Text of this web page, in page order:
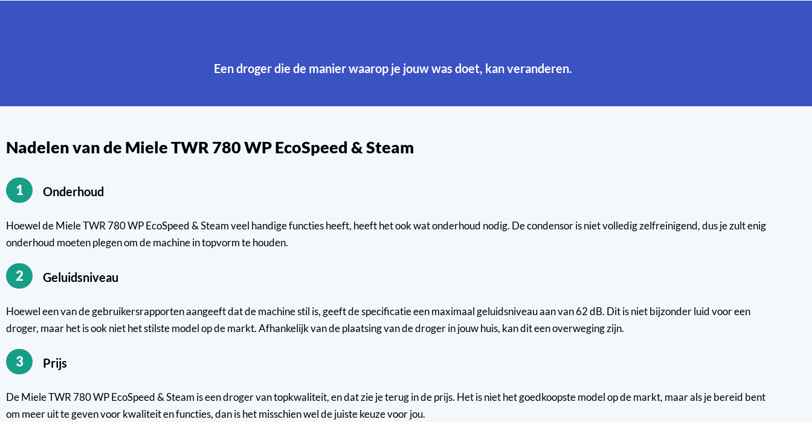
Een droger die de manier waarop je jouw was doet, kan veranderen.
Nadelen van de Miele TWR 780 WP EcoSpeed & Steam
1 Onderhoud
Hoewel de Miele TWR 780 WP EcoSpeed & Steam veel handige functies heeft, heeft het ook wat onderhoud nodig. De condensor is niet volledig zelfreinigend, dus je zult enig
onderhoud moeten plegen om de machine in topvorm te houden.
2 Geluidsniveau
Hoewel een van de gebruikersrapporten aangeeft dat de machine stil is, geeft de specificatie een maximaal geluidsniveau aan van 62 dB. Dit is niet bijzonder luid voor een
droger, maar het is ook niet het stilste model op de markt. Afhankelijk van de plaatsing van de droger in jouw huis, kan dit een overweging zijn.
3 Prijs
De Miele TWR 780 WP EcoSpeed & Steam is een droger van topkwaliteit, en dat zie je terug in de prijs. Het is niet het goedkoopste model op de markt, maar als je bereid bent
om meer uit te geven voor kwaliteit en functies, dan is het misschien wel de juiste keuze voor jou.